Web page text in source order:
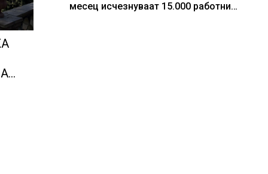
месец исчезнуваат 15.000 работни